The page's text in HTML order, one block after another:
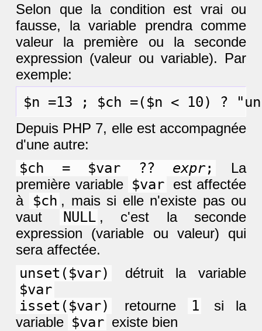
Selon que la condition est vrai ou
fausse, la variable prendra comme
valeur la première ou la seconde
expression (valeur ou variable). Par
exemple:
Depuis PHP 7, elle est accompagnée
d'une autre:
$ch = $var ?? expr;
La
première variable $var est affectée
à
$ch , mais si elle n'existe pas ou
vaut
NULL , c'est la seconde
expression (variable ou valeur) qui
sera affectée.
unset($var) détruit la variable
$var
isset($var)
retourne 1
si la
variable $var existe bien